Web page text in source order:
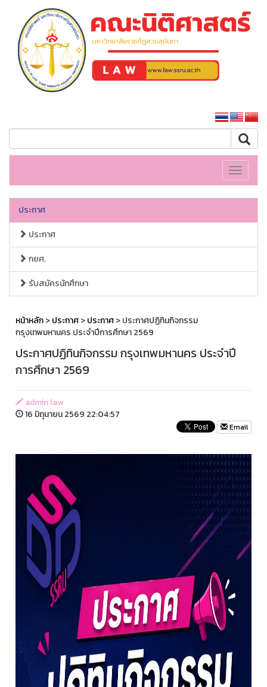
Toggle
ประกาศ
ประกาศ
กยศ.
รับสมัครนักศึกษา
หน้าหลัก>ประกาศ>ประกาศ> ประกาศปฏิทินกิจกรรม
กรุงเทพมหานคร ประจำปีการศึกษา 2569
ประกาศปฏิทินกิจกรรม กรุงเทพมหานคร ประจำปี
การศึกษา 2569
admin law
16 มิถุนายน 2569 22:04:57
Email